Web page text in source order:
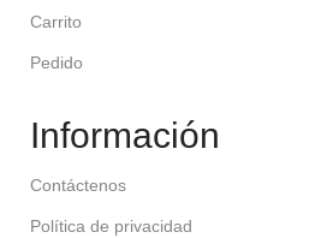
Carrito
Pedido
Información
Contáctenos
Política de privacidad